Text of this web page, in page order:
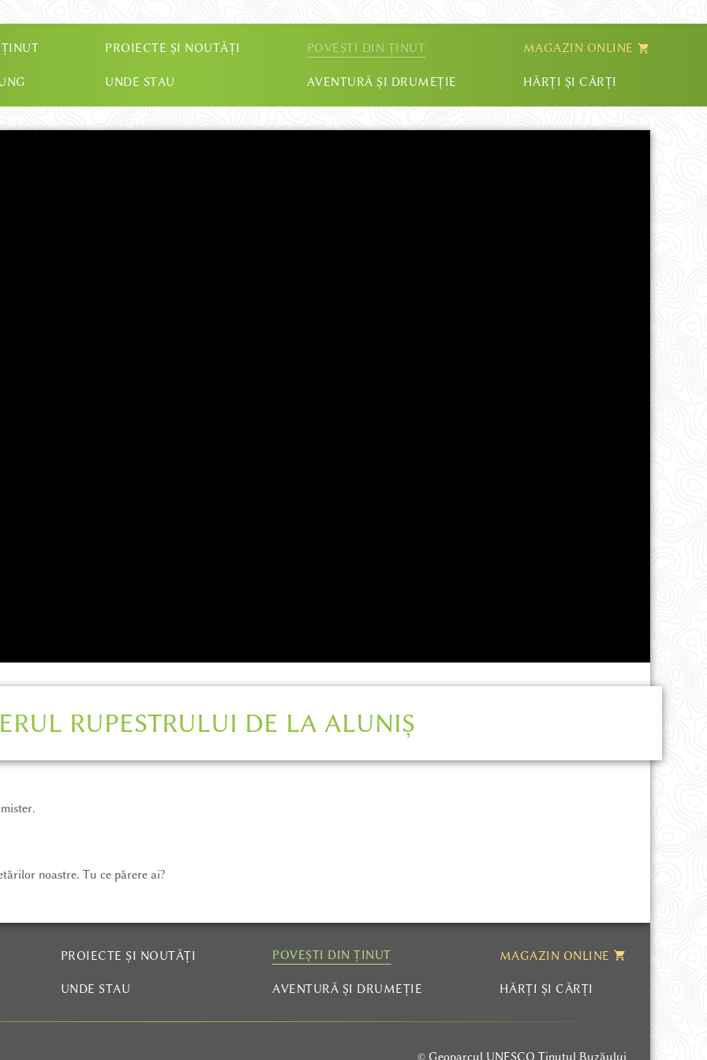
ȚINUT PROIECTE ȘI NOUTĂȚI POVEȘTI DIN ȚINUT MAGAZIN ONLINE
UNDE STAU AVENTURĂ ȘI DRUMEȚIE HĂRȚI ȘI CĂRȚI
RUPESTRULUI DE LA ALUNIȘ
noastre. Tu ce părere ai?
PROIECTE ȘI NOUTĂȚI POVEȘTI DIN ȚINUT MAGAZIN ONLINE
UNDE STAU AVENTURĂ ȘI DRUMEȚIE HĂRȚI ȘI CĂRȚI
© Geoparcul UNESCO Ținutul Buzăului